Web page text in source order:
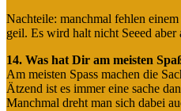
Nachteile: manchmal fehlen
geil. Es wird halt nicht Seeed aber
14. Was hat Dir am meisten
Am meisten Spass machen die
Ätzend ist es immer eine sache
Manchmal dreht man sich dabei